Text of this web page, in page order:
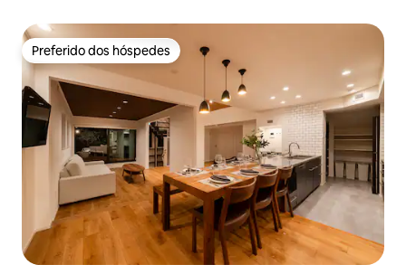
Preferido dos hóspedes
Preferido dos hóspedes